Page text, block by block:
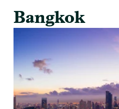
Bangkok